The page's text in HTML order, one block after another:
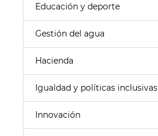
Educación y deporte
Gestión del agua
Hacienda
Igualdad y políticas inclusivas
Innovación